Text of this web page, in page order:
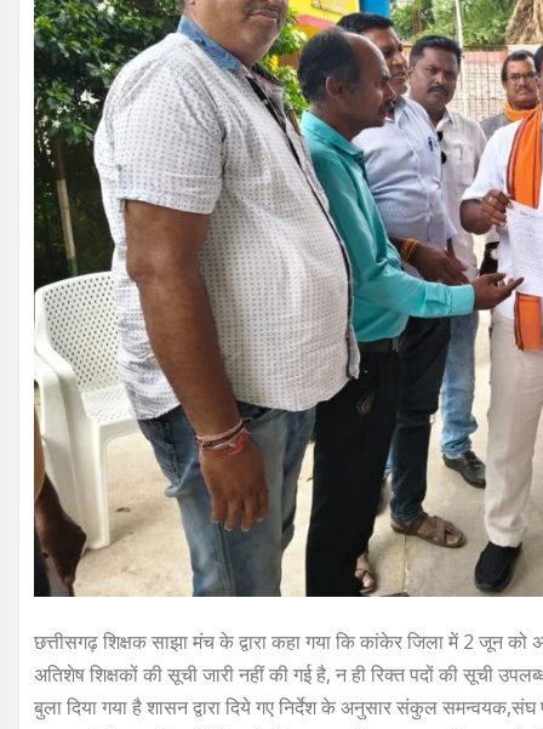
छत्तीसगढ़ शिक्षक साझा मंच के द्वारा कहा गया कि कांकेर जिला में 2 जून
अतिशेष शिक्षकों की सूची जारी नहीं की गई है, न ही रिक्त पदों की सूची
बुला दिया गया है शासन द्वारा दिये गए निर्देश के अनुसार संकुल समन्वयक,संघ